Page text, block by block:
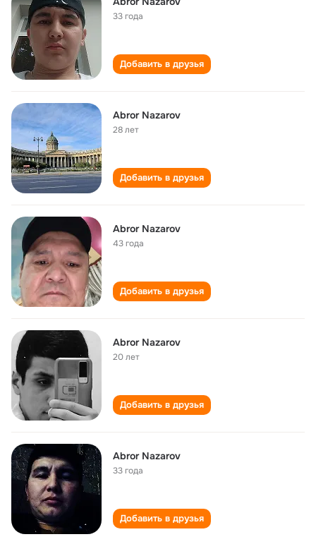
33 года
Добавить в друзья
Abror Nazarov
28 лет
Добавить в друзья
Abror Nazarov
43 года
Добавить в друзья
Abror Nazarov
20 лет
Добавить в друзья
Abror Nazarov
33 года
Добавить в друзья